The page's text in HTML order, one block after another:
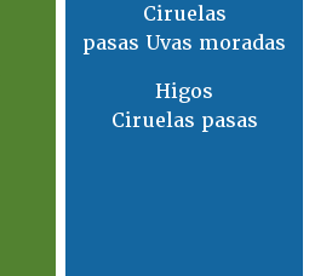
Ciruelas
pasas Uvas moradas
Higos
Ciruelas pasas